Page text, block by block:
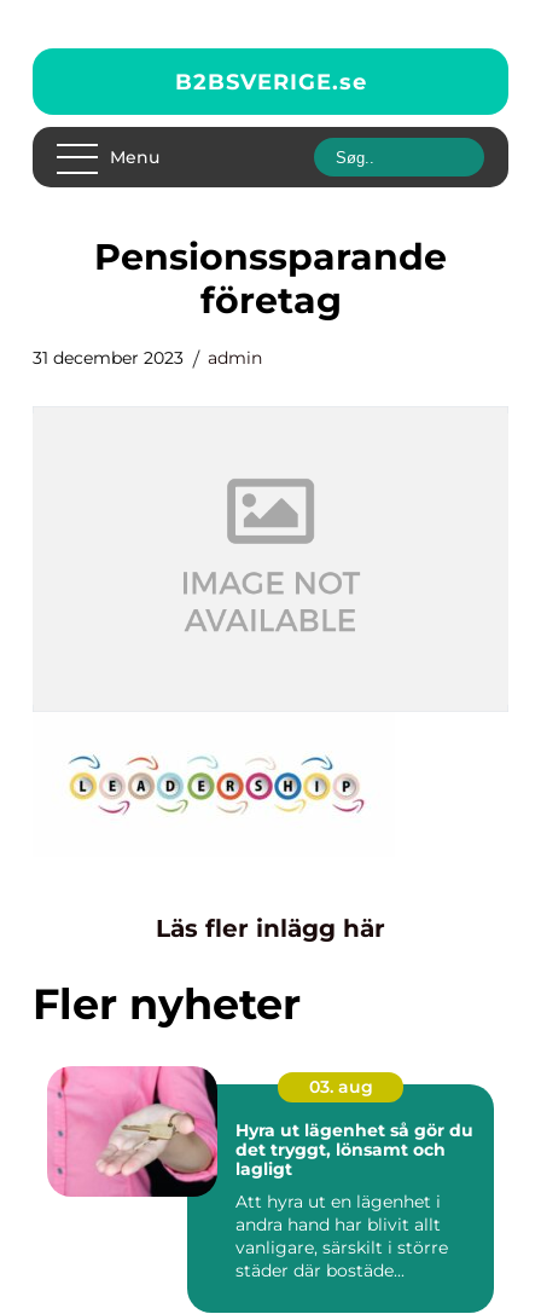
B2BSVERIGE.se
Menu
pensionssparande
företag
31 december 2023 admin
Läs fler inlägg här
Fler nyheter
03. aug
Hyra ut lägenhet så gör du
det tryggt, lönsamt och
lagligt
Att hyra ut en lägenhet i
andra hand har blivit allt
vanligare, särskilt i större
städer där bostäde...